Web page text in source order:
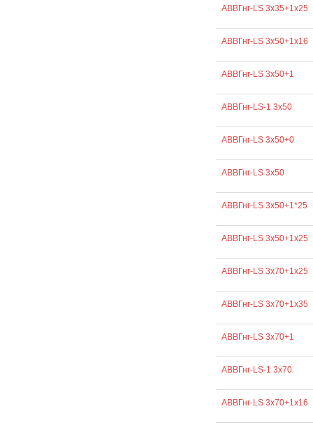
АВВГнг-LS 3х35+1х25
АВВГнг-LS 3х50+1х16
АВВГнг-LS 3х50+1
АВВГнг-LS-1 3х50
АВВГнг-LS 3х50+0
АВВГнг-LS 3х50
АВВГнг-LS 3х50+1*25
АВВГнг-LS 3х50+1х25
АВВГнг-LS 3х70+1х25
АВВГнг-LS 3х70+1х35
АВВГнг-LS 3х70+1
АВВГнг-LS-1 3х70
АВВГнг-LS 3х70+1х16